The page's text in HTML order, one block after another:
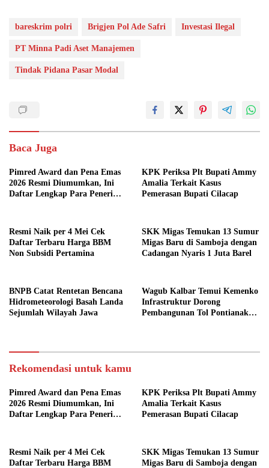
bareskrim polri Brigjen Pol Ade Safri Investasi Ilegal
PT Minna Padi Aset Manajemen
Tindak Pidana Pasar Modal
Baca Juga
Pimred Award dan Pena Emas
2026 Resmi Diumumkan, Ini
Daftar Lengkap Para Penerima
KPK Periksa Plt Bupati Ammy
Amalia Terkait Kasus
Pemerasan Bupati Cilacap
Resmi Naik per 4 Mei Cek
Daftar Terbaru Harga BBM
Non Subsidi Pertamina
SKK Migas Temukan 13 Sumur
Migas Baru di Samboja dengan
Cadangan Nyaris 1 Juta Barel
BNPB Catat Rentetan Bencana
Hidrometeorologi Basah Landa
Sejumlah Wilayah Jawa
Wagub Kalbar Temui Kemenko
Infrastruktur Dorong
Pembangunan Tol Pontianak
Rekomendasi untuk kamu
Pimred Award dan Pena Emas
2026 Resmi Diumumkan, Ini
Daftar Lengkap Para Penerima
KPK Periksa Plt Bupati Ammy
Amalia Terkait Kasus
Pemerasan Bupati Cilacap
Resmi Naik per 4 Mei Cek
Daftar Terbaru Harga BBM
SKK Migas Temukan 13 Sumur
Migas Baru di Samboja dengan